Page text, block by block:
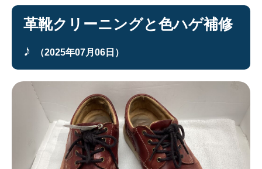
革靴クリーニングと色ハゲ補修
♪
（2025年07月06日）